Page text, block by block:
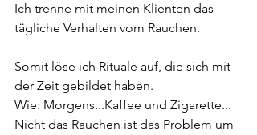
Ich trenne mit meinen Klienten das
tägliche Verhalten vom Rauchen.
Somit löse ich Rituale auf, die sich mit
der Zeit gebildet haben.
Wie: Morgens...Kaffee und Zigarette...
Nicht das Rauchen ist das Problem um